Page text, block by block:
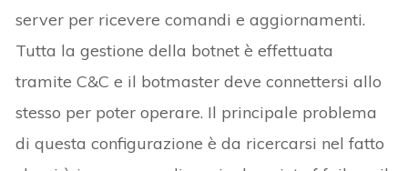
server per ricevere comandi e aggiornamenti.
Tutta la gestione della botnet è effettuata
tramite C&C e il botmaster deve connettersi allo
stesso per poter operare. Il principale problema
di questa configurazione è da ricercarsi nel fatto